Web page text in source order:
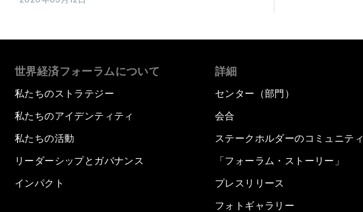
世界経済フォーラムについて
私たちのストラテジー
私たちのアイデンティティ
私たちの活動
リーダーシップとガバナンス
インパクト
詳細
センター（部門）
会合
ステークホルダーのコミュニティ
「フォーラム・ストーリー」
プレスリリース
フォトギャラリー